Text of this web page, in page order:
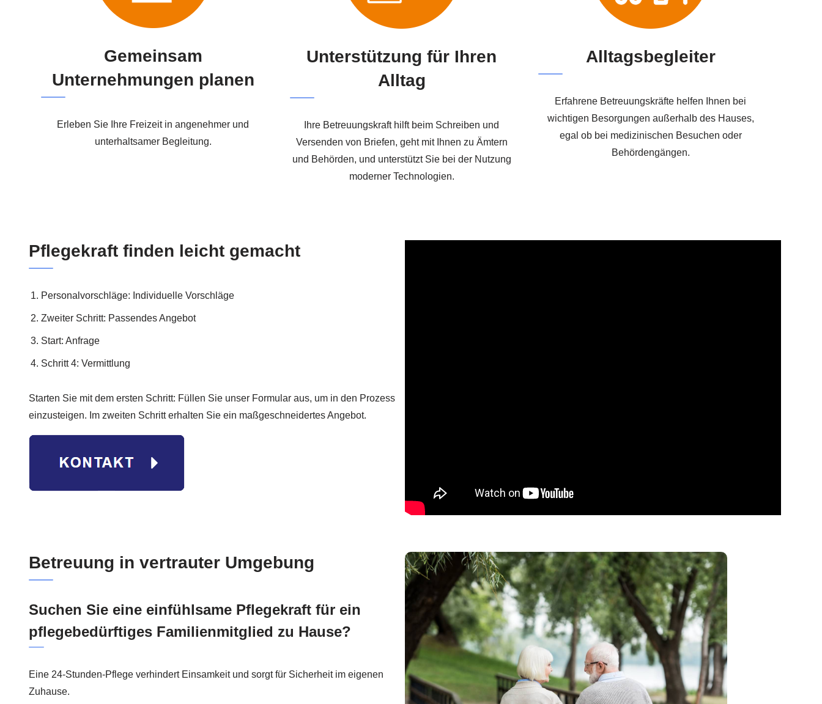
Gemeinsam
Unternehmungen planen
Erleben Sie Ihre Freizeit in angenehmer und
unterhaltsamer Begleitung.
Unterstützung für Ihren
Alltag
Ihre Betreuungskraft hilft beim Schreiben und
Versenden von Briefen, geht mit Ihnen zu Ämtern
und Behörden, und unterstützt Sie bei der Nutzung
moderner Technologien.
Alltagsbegleiter
Erfahrene Betreuungskräfte helfen Ihnen bei
wichtigen Besorgungen außerhalb des Hauses,
egal ob bei medizinischen Besuchen oder
Behördengängen.
Pflegekraft finden leicht gemacht
Personalvorschläge: Individuelle Vorschläge
Zweiter Schritt: Passendes Angebot
Start: Anfrage
Schritt 4: Vermittlung
Starten Sie mit dem ersten Schritt: Füllen Sie unser Formular aus, um in den Prozess
einzusteigen. Im zweiten Schritt erhalten Sie ein maßgeschneidertes Angebot.
Betreuung in vertrauter Umgebung
Suchen Sie eine einfühlsame Pflegekraft für ein
pflegebedürftiges Familienmitglied zu Hause?
Eine 24-Stunden-Pflege verhindert Einsamkeit und sorgt für Sicherheit im eigenen
Zuhause.